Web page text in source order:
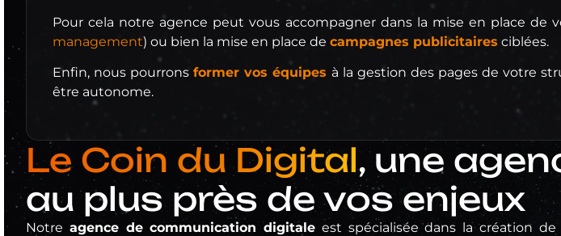
Pour cela notre agence peut vous accompagner dans la mise en place
management) ou bien la mise en place de campagnes publicitaires ciblées.
Enfin, nous pourronsformer vos équipes à la gestion des pages de votre
être autonome.
Le Coin du Digital, une
au plus près de vos enjeux
Notre agence de communication digitale est spécialisée dans la création